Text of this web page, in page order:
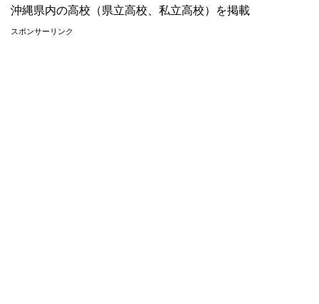
沖縄県内の高校（県立高校、私立高校）を掲載
スポンサーリンク